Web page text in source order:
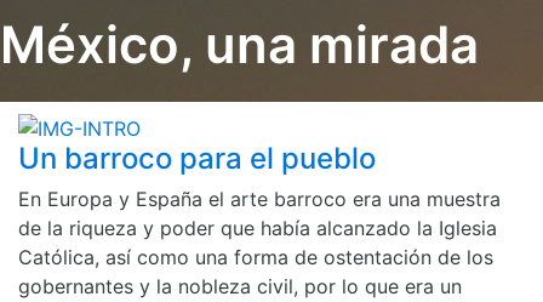
México, una mirada
Un barroco para el pueblo
En Europa y España el arte barroco era una muestra
de la riqueza y poder que había alcanzado la Iglesia
Católica, así como una forma de ostentación de los
gobernantes y la nobleza civil, por lo que era un